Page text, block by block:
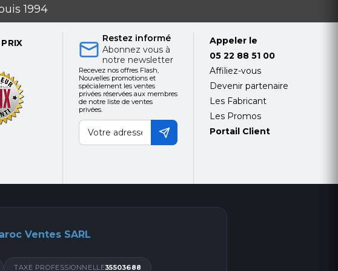
même taille et idéalement
consulter le Guide
1994
Restez informé
Abonnez vous à
notre newsletter
Recevez nos offres Flash,
Nouvelles promotions et
spécialement les ventes
privées réservées aux membres
de notre liste de ventes
privées.
Appeler le
05 22 88 51 00
Affiliez-vous
Devenir partenaire
Les Fabricant
Les Promos
Portail Client
Ventes SARL
TAXE PROFESSIONNELLE35503688